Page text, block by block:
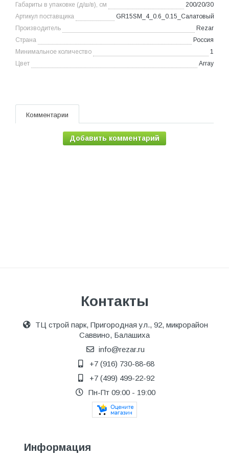
Габариты в упаковке (д/ш/в), см
200/20/30
Артикул поставщика
GR15SM_4_0.6_0.15_Салатовый
Производитель
Rezar
Страна
Россия
Минимальное количество
1
Цвет
Array
Комментарии
Добавить комментарий
Контакты
ТЦ строй парк, Пригородная ул., 92, микрорайон
Саввино, Балашиха
info@rezar.ru
+7 (916) 730-88-68
+7 (499) 499-22-92
Пн-Пт 09:00 - 19:00
Информация